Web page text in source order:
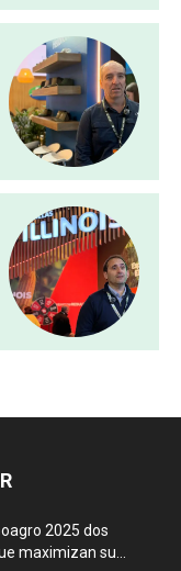
2025 dos
maximizan su...